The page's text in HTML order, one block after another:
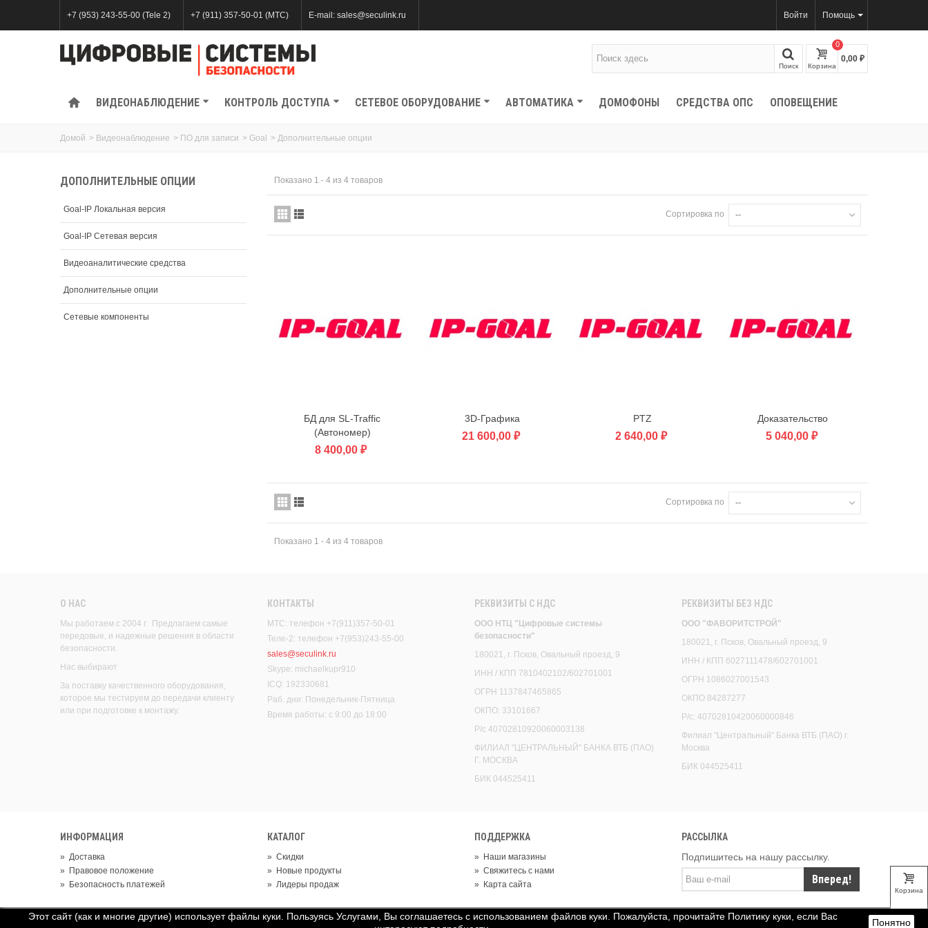
Помощь
+7 (953) 243-55-00 (Tele 2) +7 (911) 357-50-01 (МТС) E-mail: sales@seculink.ru Войти
Поиск Корзина
0
0,00 ₽
ВИДЕОНАБЛЮДЕНИЕ КОНТРОЛЬ ДОСТУПА СЕТЕВОЕ ОБОРУДОВАНИЕ АВТОМАТИКА ДОМОФОНЫ СРЕДСТВА ОПС ОПОВЕЩЕНИЕ
Домой > Видеонаблюдение > ПО для записи > Goal > Дополнительные опции
ДОПОЛНИТЕЛЬНЫЕ ОПЦИИ
Goal-IP Локальная версия
Goal-IP Сетевая версия
Видеоаналитические средства
Дополнительные опции
Сетевые компоненты
Показано 1 - 4 из 4 товаров
Сортировка по --
В корзину
БД для SL-Traffic
(Автономер)
8 400,00 ₽
В корзину
3D-Графика
21 600,00 ₽
В корзину
PTZ
2 640,00 ₽
В корзину
Доказательство
5 040,00 ₽
Сортировка по --
Показано 1 - 4 из 4 товаров
О НАС
Мы работаем с 2004 г. Предлагаем самые
передовые, и надежные решения в области
безопасности.
Нас выбирают
За поставку качественного оборудования,
которое мы тестируем до передачи клиенту
или при подготовке к монтажу.
КОНТАКТЫ
МТС: телефон +7(911)357-50-01
Теле-2: телефон +7(953)243-55-00
sales@seculink.ru
Skype: michaelkupr910
ICQ: 192330681
Раб. дни: Понедельник-Пятница
Время работы: с 9:00 до 18:00
РЕКВИЗИТЫ C НДС
ООО НТЦ "Цифровые системы
безопасности"
180021, г. Псков, Овальный проезд, 9
ИНН / КПП 7810402102/602701001
ОГРН 1137847465865
ОКПО: 33101667
Р/с 40702810920060003138
ФИЛИАЛ "ЦЕНТРАЛЬНЫЙ" БАНКА ВТБ (ПАО)
Г. МОСКВА
БИК 044525411
РЕКВИЗИТЫ БЕЗ НДС
ООО "ФАВОРИТСТРОЙ"
180021, г. Псков, Овальный проезд, 9
ИНН / КПП 6027111478/602701001
ОГРН 1086027001543
ОКПО 84287277
Р/с: 40702810420060000846
Филиал "Центральный" Банка ВТБ (ПАО) г.
Москва
БИК 044525411
ИНФОРМАЦИЯ
» Доставка
» Правовое положение
» Безопасность платежей
КАТАЛОГ
» Скидки
» Новые продукты
» Лидеры продаж
ПОДДЕРЖКА
» Наши магазины
» Свяжитесь с нами
» Карта сайта
РАССЫЛКА
Подпишитесь на нашу рассылку.
Вперед!
Этот сайт (как и многие другие) использует файлы куки. Пользуясь Услугами, Вы соглашаетесь с использованием файлов куки. Пожалуйста, прочитайте Политику куки, если Вас
Понятно
© 2019 Группа компаний "Цифровые системы безопасности"
Корзина
Верх